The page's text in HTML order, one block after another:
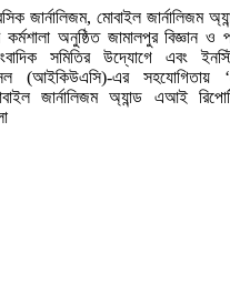
জার্নালিজম, মোবাইল জার্নালিজম
কর্মশালা অনুষ্ঠিত জামালপুর বিজ্ঞান ও
সমিতির উদ্যোগে এবং
(আইকিউএসি)-এর সহযোগিতায়
জার্নালিজম অ্যান্ড এআই